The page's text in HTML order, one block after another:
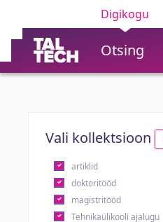
Digikogu
Otsing
Vali kollektsioon
artiklid
doktoritööd
magistritööd
Tehnikaülikooli ajalugu